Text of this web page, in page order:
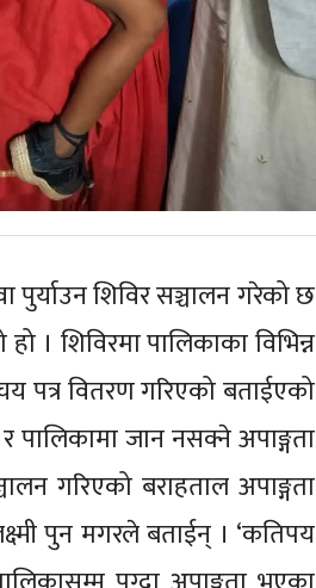
शिविर सञ्चालन गरेको छ
। शिविरमा पालिकाका विभिन्न
पत्र वितरण गरिएको बताईएको
पालिकामा जान नसक्ने अपाङ्गता
गरिएको बराहताल अपाङ्गता
पुन मगरले बताईन् । ‘कतिपय